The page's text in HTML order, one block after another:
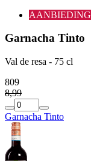
AANBIEDING
Garnacha Tinto
Val de resa - 75 cl
809
8,99
Garnacha Tinto